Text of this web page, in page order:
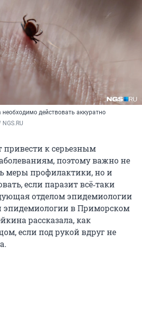
действовать аккуратно
к серьезным
поэтому важно не
меры профилактики, но и
если паразит всё‑таки
отделом эпидемиологии
эпидемиологии в Приморском
рассказала, как
если под рукой вдруг не